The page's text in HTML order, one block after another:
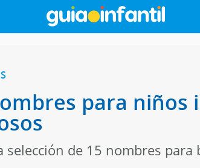
para niños
selección de 15 nombres